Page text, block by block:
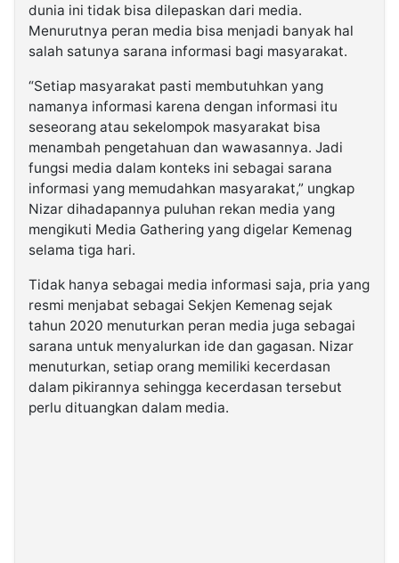
dunia ini tidak bisa dilepaskan dari media.
Menurutnya peran media bisa menjadi banyak hal
salah satunya sarana informasi bagi masyarakat.
“Setiap masyarakat pasti membutuhkan yang
namanya informasi karena dengan informasi itu
seseorang atau sekelompok masyarakat bisa
menambah pengetahuan dan wawasannya. Jadi
fungsi media dalam konteks ini sebagai sarana
informasi yang memudahkan masyarakat,” ungkap
Nizar dihadapannya puluhan rekan media yang
mengikuti Media Gathering yang digelar Kemenag
selama tiga hari.
Tidak hanya sebagai media informasi saja, pria yang
resmi menjabat sebagai Sekjen Kemenag sejak
tahun 2020 menuturkan peran media juga sebagai
sarana untuk menyalurkan ide dan gagasan. Nizar
menuturkan, setiap orang memiliki kecerdasan
dalam pikirannya sehingga kecerdasan tersebut
perlu dituangkan dalam media.